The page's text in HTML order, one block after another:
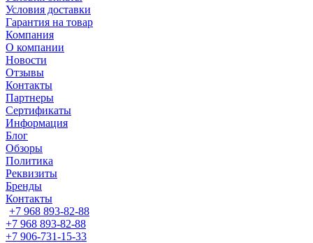
Условия доставки
Гарантия на товар
Компания
О компании
Новости
Отзывы
Контакты
Партнеры
Сертификаты
Информация
Блог
Обзоры
Политика
Реквизиты
Бренды
Контакты
+7 968 893-82-88
+7 968 893-82-88
+7 906-731-15-33